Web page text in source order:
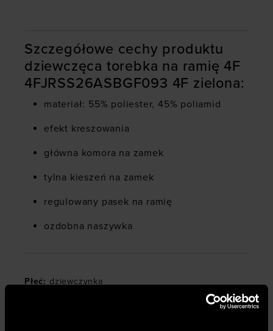
Szczegółowe cechy produktu
dziewczęca torebka na ramię 4F
4FJRSS26ASBGF093 4F zielona:
materiał: 55% poliester, 45% poliamid
efekt kreszowania
główna komora na zamek
tylna kieszeń na zamek
regulowany pasek na ramię
ozdobna naszywka
Płeć: dziewczynka